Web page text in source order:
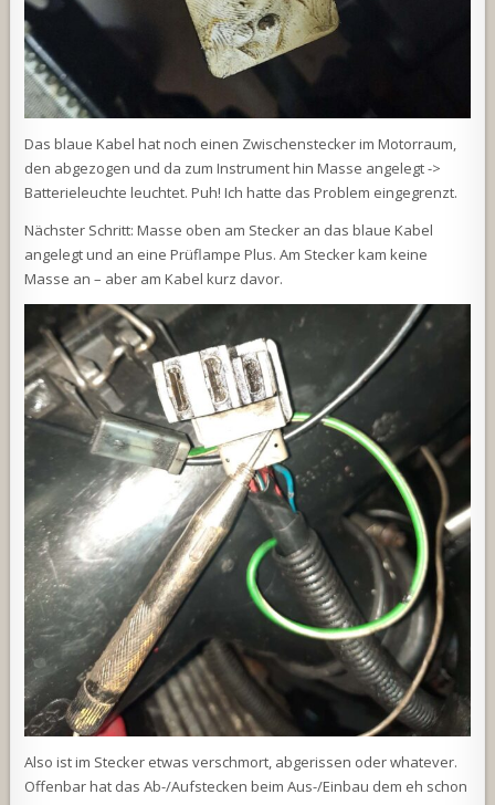
Das blaue Kabel hat noch einen Zwischenstecker im Motorraum,
den abgezogen und da zum Instrument hin Masse angelegt ->
Batterieleuchte leuchtet. Puh! Ich hatte das Problem eingegrenzt.
Nächster Schritt: Masse oben am Stecker an das blaue Kabel
angelegt und an eine Prüflampe Plus. Am Stecker kam keine
Masse an – aber am Kabel kurz davor.
Also ist im Stecker etwas verschmort, abgerissen oder whatever.
Offenbar hat das Ab-/Aufstecken beim Aus-/Einbau dem eh schon